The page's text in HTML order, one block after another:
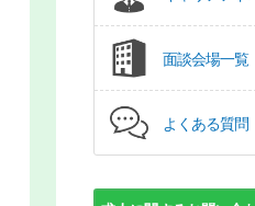
面談会場一覧
よくある質問